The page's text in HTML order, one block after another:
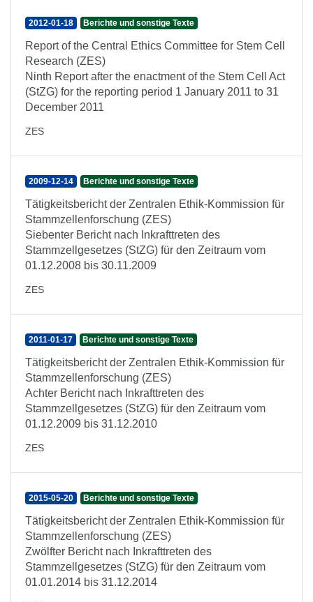
2012-01-18 Berichte und sonstige Texte
Report of the Central Ethics Committee for Stem Cell
Research (ZES)
Ninth Report after the enactment of the Stem Cell Act
(StZG) for the reporting period 1 January 2011 to 31
December 2011
ZES
2009-12-14 Berichte und sonstige Texte
Tätigkeitsbericht der Zentralen Ethik-Kommission für
Stammzellenforschung (ZES)
Siebenter Bericht nach Inkrafttreten des
Stammzellgesetzes (StZG) für den Zeitraum vom
01.12.2008 bis 30.11.2009
ZES
2011-01-17 Berichte und sonstige Texte
Tätigkeitsbericht der Zentralen Ethik-Kommission für
Stammzellenforschung (ZES)
Achter Bericht nach Inkrafttreten des
Stammzellgesetzes (StZG) für den Zeitraum vom
01.12.2009 bis 31.12.2010
ZES
2015-05-20 Berichte und sonstige Texte
Tätigkeitsbericht der Zentralen Ethik-Kommission für
Stammzellenforschung (ZES)
Zwölfter Bericht nach Inkrafttreten des
Stammzellgesetzes (StZG) für den Zeitraum vom
01.01.2014 bis 31.12.2014